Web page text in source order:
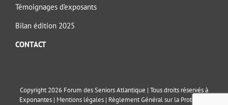
Témoignages d’exposants
Bilan édition 2025
CONTACT
Copyright 2026 Forum des Seniors Atlantique | Tous droits réservés à
Exponantes | Mentions légales| Règlement Général sur la Protection